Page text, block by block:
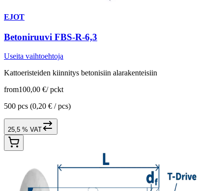
EJOT
Betoniruuvi FBS-R-6,3
Useita vaihtoehtoja
Kattoeristeiden kiinnitys betonisiin alarakenteisiin
from100,00 €/ pckt
500 pcs (0,20 € / pcs)
25,5 % VAT